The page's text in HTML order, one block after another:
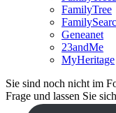
FamilyTree
Geneanet
23andMe
MyHeritage
Sie sind noch nicht im
Frage und lassen Sie